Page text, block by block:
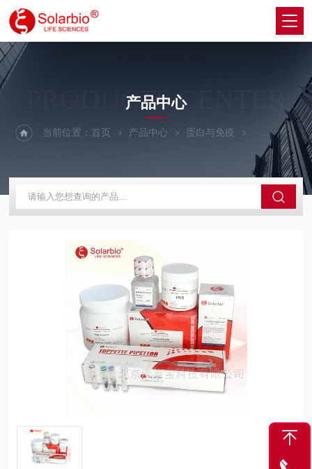
PRODUCTS CENTER
产品中心
当前位置：首页 产品中心 蛋白与免疫 抗体标记试